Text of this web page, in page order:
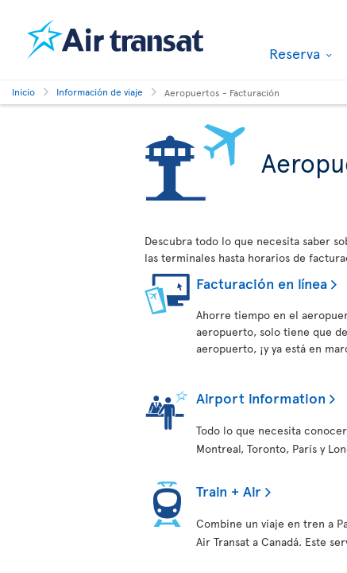
Reserva
Inicio Información de viaje Aeropuertos - Facturación
Descubra todo lo que necesita saber
las terminales hasta horarios de
Facturación en línea
Ahorre tiempo en el
aeropuerto, solo tiene que
aeropuerto, ¡y ya está en
Airport information
Todo lo que necesita
Montreal, Toronto, París y
Train + Air
Combine un viaje en tren a
Air Transat a Canadá. Este